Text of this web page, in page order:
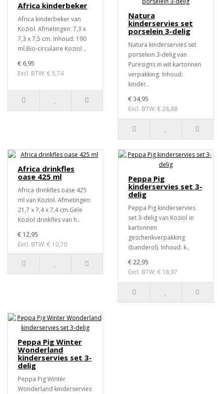
Africa kinderbeker
Africa kinderbeker van
Koziol. Afmetingen: 7,3 x
7,3 x 7,5 cm. Inhoud: 190
ml.Bio-circulaire Koziol ..
€ 6,95
Excl. BTW: € 5,74
Natura
kinderservies set
porselein 3-delig
Natura kinderservies set
porselein 3-delig van
Puresigns in wit kartonnen
verpakking. Inhoud:
kinder..
€ 34,95
Excl. BTW: € 28,88
Africa drinkfles
oase 425 ml
Africa drinkfles oase 425
ml van Koziol. Afmetingen:
21,7 x 7,4 x 7,4 cm.Gele
Koziol drinkfles van h..
€ 12,95
Excl. BTW: € 10,70
Peppa Pig
kinderservies set 3-
delig
Peppa Pig kinderservies
set 3-delig van Koziol in
kartonnen
geschenkverpakking
(banderol). Inhoud: k..
€ 22,95
Excl. BTW: € 18,97
Peppa Pig Winter
Wonderland
kinderservies set 3-
delig
Peppa Pig Winter
Wonderland kinderservies